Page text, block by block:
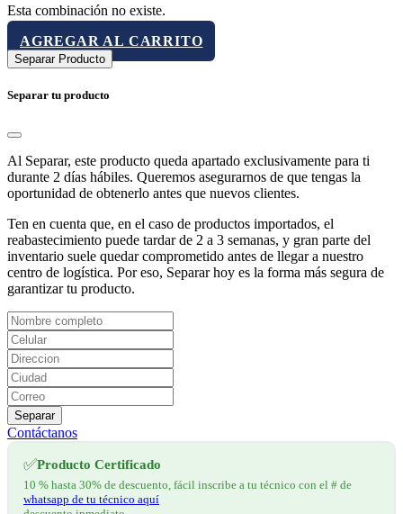
Esta combinación no existe.
AGREGAR AL CARRITO
Separar Producto
Separar tu producto
Al Separar, este producto queda apartado exclusivamente para ti
durante 2 días hábiles. Queremos asegurarnos de que tengas la
oportunidad de obtenerlo antes que nuevos clientes.
Ten en cuenta que, en el caso de productos importados, el
reabastecimiento puede tardar de 2 a 3 semanas, y gran parte del
inventario suele quedar comprometido antes de llegar a nuestro
centro de logística. Por eso, Separar hoy es la forma más segura de
garantizar tu producto.
Separar
Contáctanos
✅Producto Certificado
10 % hasta 30% de descuento, fácil inscribe a tu técnico con el # de
whatsapp de tu técnico aquí